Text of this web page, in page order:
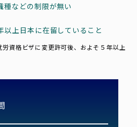
種などの制限が無い
以上日本に在留していること
資格ビザに変更許可後、およそ５年以上